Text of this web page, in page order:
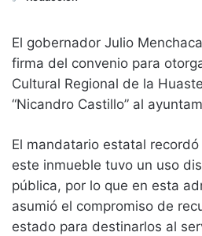
El gobernador Julio
firma del convenio para
Cultural Regional de la
“Nicandro Castillo” al
El mandatario estatal
este inmueble tuvo un uso
pública, por lo que en esta
asumió el compromiso de
estado para destinarlos al